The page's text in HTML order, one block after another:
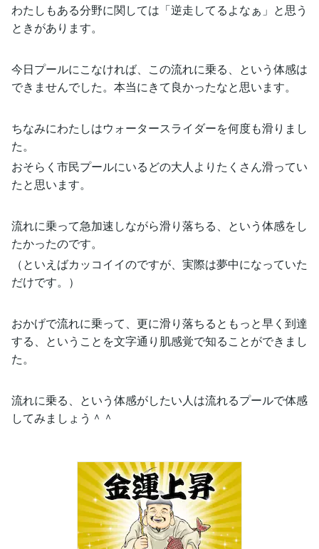
わたしもある分野に関しては「逆走してるよなぁ」と思う
ときがあります。
今日プールにこなければ、この流れに乗る、という体感は
できませんでした。本当にきて良かったなと思います。
ちなみにわたしはウォータースライダーを何度も滑りまし
た。
おそらく市民プールにいるどの大人よりたくさん滑ってい
たと思います。
流れに乗って急加速しながら滑り落ちる、という体感をし
たかったのです。
（といえばカッコイイのですが、実際は夢中になっていた
だけです。）
おかげで流れに乗って、更に滑り落ちるともっと早く到達
する、ということを文字通り肌感覚で知ることができまし
た。
流れに乗る、という体感がしたい人は流れるプールで体感
してみましょう＾＾